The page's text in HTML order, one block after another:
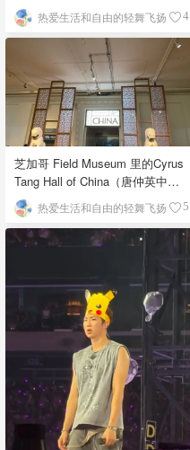
热爱生活和自由的轻舞飞扬 4
芝加哥 Field Museum 里的Cyrus
Tang Hall of China（唐仲英中国
馆） 热爱生活和自由的轻舞飞扬 5